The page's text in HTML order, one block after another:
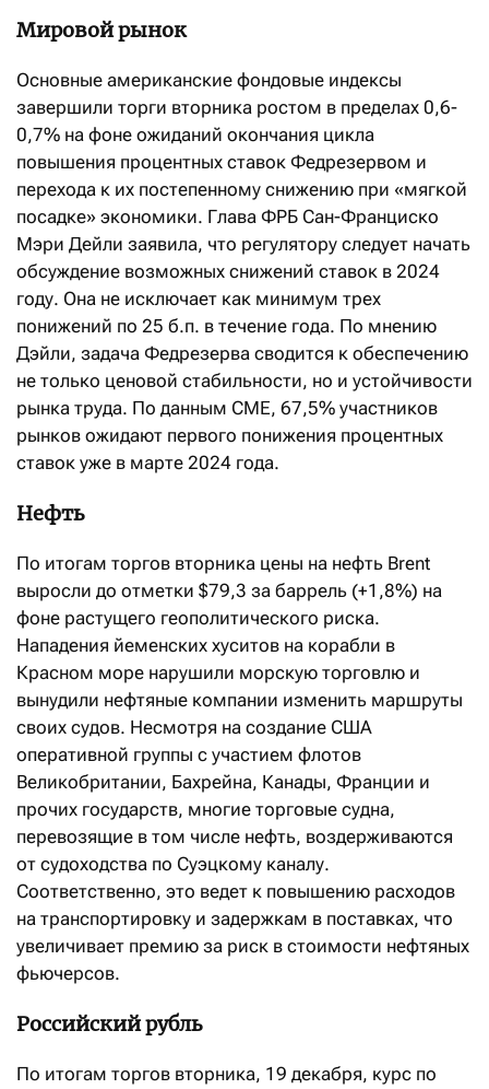
Мировой рынок
Основные американские фондовые индексы
завершили торги вторника ростом в пределах 0,6-
0,7% на фоне ожиданий окончания цикла
повышения процентных ставок Федрезервом и
перехода к их постепенному снижению при «мягкой
посадке» экономики. Глава ФРБ Сан-Франциско
Мэри Дейли заявила, что регулятору следует начать
обсуждение возможных снижений ставок в 2024
году. Она не исключает как минимум трех
понижений по 25 б.п. в течение года. По мнению
Дэйли, задача Федрезерва сводится к обеспечению
не только ценовой стабильности, но и устойчивости
рынка труда. По данным CME, 67,5% участников
рынков ожидают первого понижения процентных
ставок уже в марте 2024 года.
Нефть
По итогам торгов вторника цены на нефть Brent
выросли до отметки $79,3 за баррель (+1,8%) на
фоне растущего геополитического риска.
Нападения йеменских хуситов на корабли в
Красном море нарушили морскую торговлю и
вынудили нефтяные компании изменить маршруты
своих судов. Несмотря на создание США
оперативной группы с участием флотов
Великобритании, Бахрейна, Канады, Франции и
прочих государств, многие торговые судна,
перевозящие в том числе нефть, воздерживаются
от судоходства по Суэцкому каналу.
Соответственно, это ведет к повышению расходов
на транспортировку и задержкам в поставках, что
увеличивает премию за риск в стоимости нефтяных
фьючерсов.
Российский рубль
По итогам торгов вторника, 19 декабря, курс по